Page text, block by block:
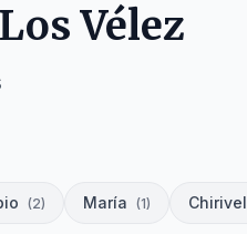
Los Vélez
(2) María (1) Chirivel